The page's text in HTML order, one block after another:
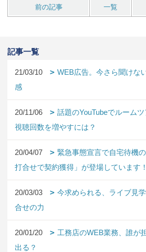
前の記事 一覧
記事一覧
21/03/10
WEB広告。今さら聞けな
感
20/11/06
話題のYouTubeでルーム
視聴回数を増やすには？
20/04/07
緊急事態宣言で自宅待機
打合せで契約獲得」が登場しています！
20/03/03
今求められる、ライブ見
合せの力
20/01/20
工務店のWEB業務、誰が
出る？